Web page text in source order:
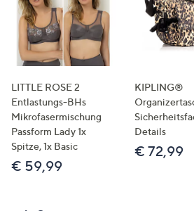
LITTLE ROSE 2
Entlastungs-BHs
Mikrofasermischung
Passform Lady 1x
Spitze, 1x Basic
€ 59,99
KIPLING®
Details
€ 72,99